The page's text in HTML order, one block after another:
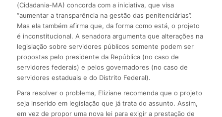
(Cidadania-MA) concorda com a iniciativa, que visa
“aumentar a transparência na gestão das penitenciárias”.
Mas ela também afirma que, da forma como está, o projeto
é inconstitucional. A senadora argumenta que alterações na
legislação sobre servidores públicos somente podem ser
propostas pelo presidente da República (no caso de
servidores federais) e pelos governadores (no caso de
servidores estaduais e do Distrito Federal).
Para resolver o problema, Eliziane recomenda que o projeto
seja inserido em legislação que já trata do assunto. Assim,
em vez de propor uma nova lei para exigir a prestação de